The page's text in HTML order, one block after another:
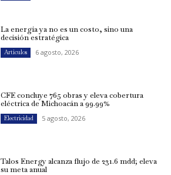
La energía ya no es un costo, sino una
decisión estratégica
Artículos 6 agosto, 2026
CFE concluye 765 obras y eleva cobertura
eléctrica de Michoacán a 99.99%
Electricidad 5 agosto, 2026
Talos Energy alcanza flujo de 231.6 mdd; eleva
su meta anual